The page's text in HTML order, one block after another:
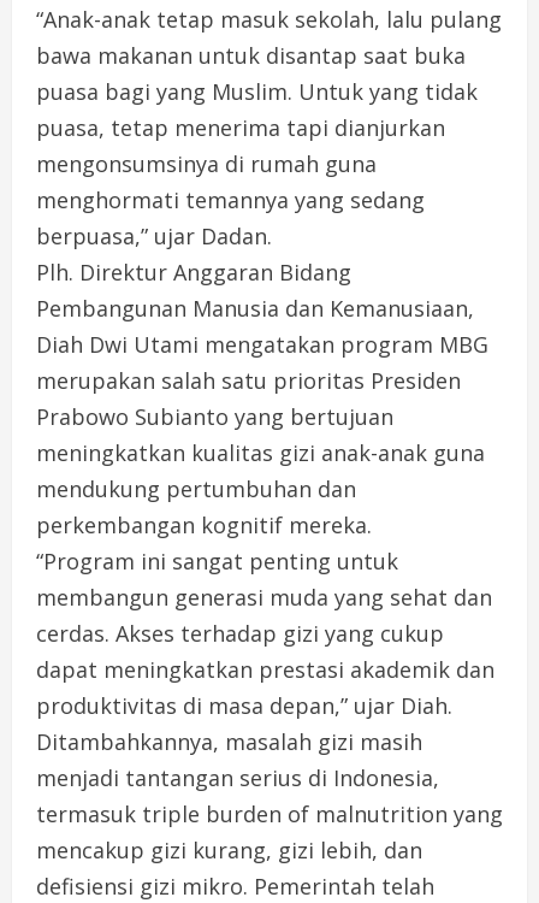
“Anak-anak tetap masuk sekolah, lalu pulang
bawa makanan untuk disantap saat buka
puasa bagi yang Muslim. Untuk yang tidak
puasa, tetap menerima tapi dianjurkan
mengonsumsinya di rumah guna
menghormati temannya yang sedang
berpuasa,” ujar Dadan.
Plh. Direktur Anggaran Bidang
Pembangunan Manusia dan Kemanusiaan,
Diah Dwi Utami mengatakan program MBG
merupakan salah satu prioritas Presiden
Prabowo Subianto yang bertujuan
meningkatkan kualitas gizi anak-anak guna
mendukung pertumbuhan dan
perkembangan kognitif mereka.
“Program ini sangat penting untuk
membangun generasi muda yang sehat dan
cerdas. Akses terhadap gizi yang cukup
dapat meningkatkan prestasi akademik dan
produktivitas di masa depan,” ujar Diah.
Ditambahkannya, masalah gizi masih
menjadi tantangan serius di Indonesia,
termasuk triple burden of malnutrition yang
mencakup gizi kurang, gizi lebih, dan
defisiensi gizi mikro. Pemerintah telah